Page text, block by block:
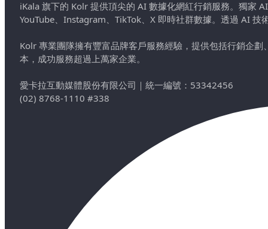
iKala 旗下的 Kolr 提供頂尖的 AI 數據化網紅行銷服務。獨家
YouTube、Instagram、TikTok、X 即時社群數據。透過 AI
Kolr 專業團隊擁有豐富品牌客戶服務經驗，提供包括行銷企
本，成功服務超過上萬家企業。
愛卡拉互動媒體股份有限公司 ｜ 統一編號：53342456
(02) 8768-1110 #338